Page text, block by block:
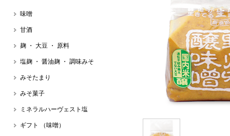
味噌
甘酒
麹 ・ 大豆 ・ 原料
塩麹 ・ 醤油麹 ・ 調味みそ
みそたまり
みそ菓子
ミネラルハーヴェスト塩
ギフト （味噌）